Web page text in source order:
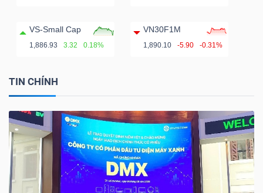
VS-Small Cap
1,886.93 3.32 0.18%
VN30F1M
1,890.10 -5.90 -0.31%
TIN CHÍNH